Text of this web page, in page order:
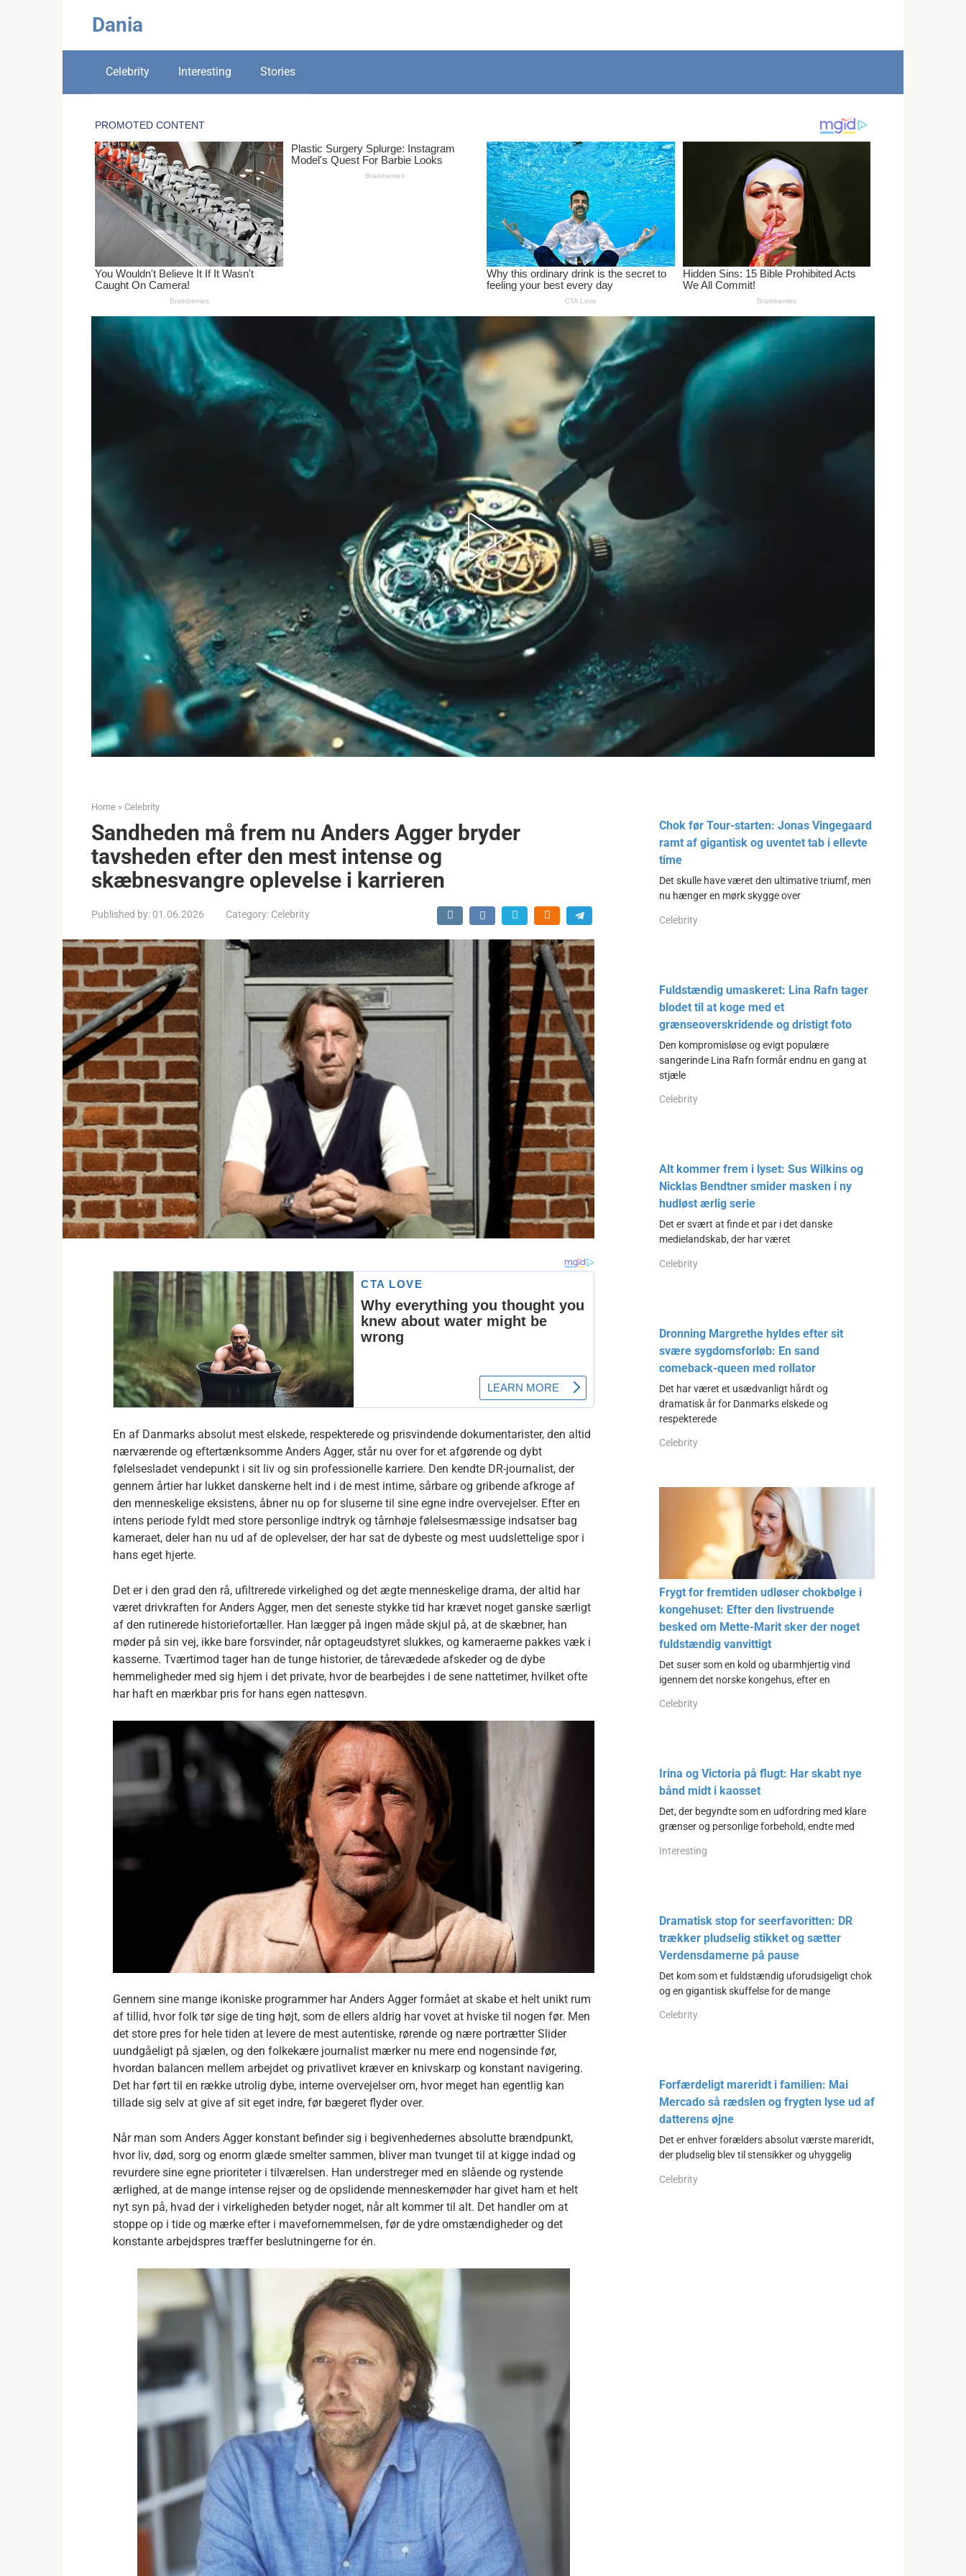
Dania
Celebrity Interesting Stories
Home » Celebrity
Sandheden må frem nu Anders Agger bryder
tavsheden efter den mest intense og
skæbnesvangre oplevelse i karrieren
Published by: 01.06.2026 Category: Celebrity
En af Danmarks absolut mest elskede, respekterede og prisvindende dokumentarister, den altid
nærværende og eftertænksomme Anders Agger, står nu over for et afgørende og dybt
følelsesladet vendepunkt i sit liv og sin professionelle karriere. Den kendte DR-journalist, der
gennem årtier har lukket danskerne helt ind i de mest intime, sårbare og gribende afkroge af
den menneskelige eksistens, åbner nu op for sluserne til sine egne indre overvejelser. Efter en
intens periode fyldt med store personlige indtryk og tårnhøje følelsesmæssige indsatser bag
kameraet, deler han nu ud af de oplevelser, der har sat de dybeste og mest uudslettelige spor i
hans eget hjerte.
Det er i den grad den rå, ufiltrerede virkelighed og det ægte menneskelige drama, der altid har
været drivkraften for Anders Agger, men det seneste stykke tid har krævet noget ganske særligt
af den rutinerede historiefortæller. Han lægger på ingen måde skjul på, at de skæbner, han
møder på sin vej, ikke bare forsvinder, når optageudstyret slukkes, og kameraerne pakkes væk i
kasserne. Tværtimod tager han de tunge historier, de tårevædede afskeder og de dybe
hemmeligheder med sig hjem i det private, hvor de bearbejdes i de sene nattetimer, hvilket ofte
har haft en mærkbar pris for hans egen nattesøvn.
Gennem sine mange ikoniske programmer har Anders Agger formået at skabe et helt unikt rum
af tillid, hvor folk tør sige de ting højt, som de ellers aldrig har vovet at hviske til nogen før. Men
det store pres for hele tiden at levere de mest autentiske, rørende og nære portrætter Slider
uundgåeligt på sjælen, og den folkekære journalist mærker nu mere end nogensinde før,
hvordan balancen mellem arbejdet og privatlivet kræver en knivskarp og konstant navigering.
Det har ført til en række utrolig dybe, interne overvejelser om, hvor meget han egentlig kan
tillade sig selv at give af sit eget indre, før bægeret flyder over.
Når man som Anders Agger konstant befinder sig i begivenhedernes absolutte brændpunkt,
hvor liv, død, sorg og enorm glæde smelter sammen, bliver man tvunget til at kigge indad og
revurdere sine egne prioriteter i tilværelsen. Han understreger med en slående og rystende
ærlighed, at de mange intense rejser og de opslidende menneskemøder har givet ham et helt
nyt syn på, hvad der i virkeligheden betyder noget, når alt kommer til alt. Det handler om at
stoppe op i tide og mærke efter i mavefornemmelsen, før de ydre omstændigheder og det
konstante arbejdspres træffer beslutningerne for én.
Chok før Tour-starten: Jonas Vingegaard
ramt af gigantisk og uventet tab i ellevte
time
Det skulle have været den ultimative triumf, men
nu hænger en mørk skygge over
Celebrity
Fuldstændig umaskeret: Lina Rafn tager
blodet til at koge med et
grænseoverskridende og dristigt foto
Den kompromisløse og evigt populære
sangerinde Lina Rafn formår endnu en gang at
stjæle
Celebrity
Alt kommer frem i lyset: Sus Wilkins og
Nicklas Bendtner smider masken i ny
hudløst ærlig serie
Det er svært at finde et par i det danske
medielandskab, der har været
Celebrity
Dronning Margrethe hyldes efter sit
svære sygdomsforløb: En sand
comeback-queen med rollator
Det har været et usædvanligt hårdt og
dramatisk år for Danmarks elskede og
respekterede
Celebrity
Frygt for fremtiden udløser chokbølge i
kongehuset: Efter den livstruende
besked om Mette-Marit sker der noget
fuldstændig vanvittigt
Det suser som en kold og ubarmhjertig vind
igennem det norske kongehus, efter en
Celebrity
Irina og Victoria på flugt: Har skabt nye
bånd midt i kaosset
Det, der begyndte som en udfordring med klare
grænser og personlige forbehold, endte med
Interesting
Dramatisk stop for seerfavoritten: DR
trækker pludselig stikket og sætter
Verdensdamerne på pause
Det kom som et fuldstændig uforudsigeligt chok
og en gigantisk skuffelse for de mange
Celebrity
Forfærdeligt mareridt i familien: Mai
Mercado så rædslen og frygten lyse ud af
datterens øjne
Det er enhver forælders absolut værste mareridt,
der pludselig blev til stensikker og uhyggelig
Celebrity